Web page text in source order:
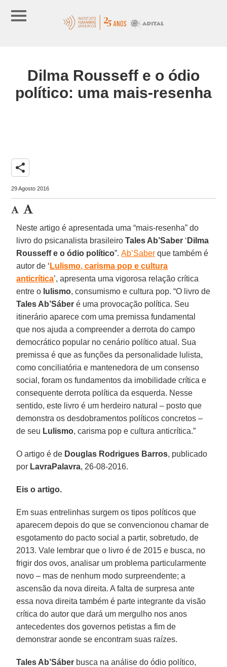
Dilma Rousseff e o ódio
político: uma mais-resenha
share
29 Agosto 2016
Neste artigo é apresentada uma “mais-resenha” do
livro do psicanalista brasileiroTales Ab’Saber ‘ Dilma
Rousseff e o ódio político”.Ab’Saber que também é
autor de ‘ Lulismo, carisma pop e cultura
anticrítica’, apresenta uma vigorosa relação crítica
entre o lulismo, consumismo e cultura pop. “O livro de
Tales Ab’Sáber é uma provocação política. Seu
itinerário aparece com uma premissa fundamental
que nos ajuda a compreender a derrota do campo
democrático popular no cenário político atual. Sua
premissa é que as funções da personalidade lulista,
como conciliatória e mantenedora de um consenso
social, foram os fundamentos da imobilidade crítica e
consequente derrota política da esquerda. Nesse
sentido, este livro é um herdeiro natural – posto que
demonstra os desdobramentos políticos concretos –
de seu Lulismo, carisma pop e cultura anticrítica.”
O artigo é de Douglas Rodrigues Barros, publicado
por LavraPalavra, 26-08-2016.
Eis o artigo.
Em suas entrelinhas surgem os tipos políticos que
aparecem depois do que se convencionou chamar de
esgotamento do pacto social a partir, sobretudo, de
2013. Vale lembrar que o livro é de 2015 e busca, no
frigir dos ovos, analisar um problema particularmente
novo – mas de nenhum modo surpreendente; a
ascensão da nova direita. A falta de surpresa ante
essa nova direita também é parte integrante da visão
crítica do autor que dará um mergulho nos anos
antecedentes dos governos petistas a fim de
demonstrar aonde se encontram suas raízes.
Tales Ab’Sáber busca na análise do ódio político,